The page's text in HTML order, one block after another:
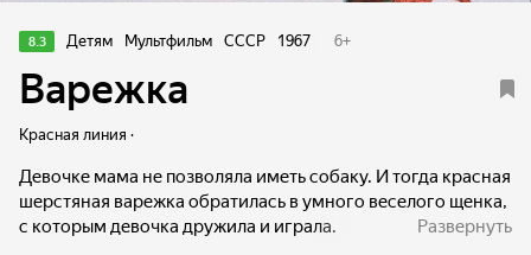
8.3 Детям Мультфильм СССР 1967 6+
Варежка
Красная линия ·
Девочке мама не позволяла иметь собаку. И тогда красная
шерстяная варежка обратилась в умного веселого щенка,
с которым девочка дружила и играла.
Развернуть